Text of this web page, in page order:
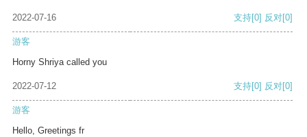
2022-07-16 支持[0] 反对[0]
游客
Horny Shriya called you
2022-07-12 支持[0] 反对[0]
游客
Hello, Greetings fr